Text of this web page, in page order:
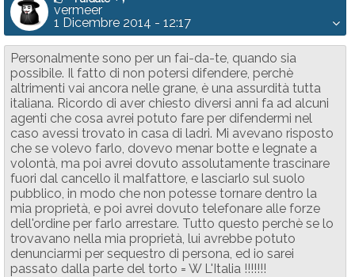
vermeer
1 Dicembre 2014 - 12:17
Personalmente sono per un fai-da-te, quando sia
possibile. Il fatto di non potersi difendere, perchè
altrimenti vai ancora nelle grane, è una assurdità tutta
italiana. Ricordo di aver chiesto diversi anni fa ad alcuni
agenti che cosa avrei potuto fare per difendermi nel
caso avessi trovato in casa di ladri. Mi avevano risposto
che se volevo farlo, dovevo menar botte e legnate a
volontà, ma poi avrei dovuto assolutamente trascinare
fuori dal cancello il malfattore, e lasciarlo sul suolo
pubblico, in modo che non potesse tornare dentro la
mia proprietà, e poi avrei dovuto telefonare alle forze
dell'ordine per farlo arrestare. Tutto questo perchè se lo
trovavano nella mia proprietà, lui avrebbe potuto
denunciarmi per sequestro di persona, ed io sarei
passato dalla parte del torto = W L'Italia !!!!!!!